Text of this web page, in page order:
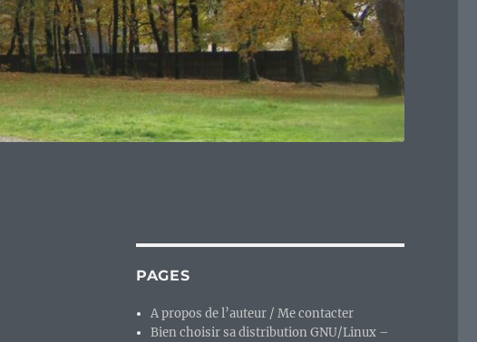
PAGES
A propos de l’auteur / Me contacter
Bien choisir sa distribution GNU/Linux –